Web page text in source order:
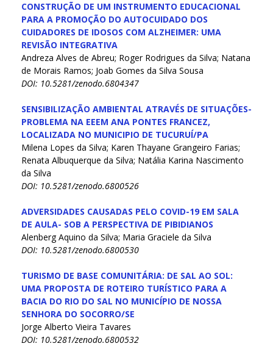
CONSTRUÇÃO DE UM INSTRUMENTO EDUCACIONAL
PARA A PROMOÇÃO DO AUTOCUIDADO DOS
CUIDADORES DE IDOSOS COM ALZHEIMER: UMA
REVISÃO INTEGRATIVA
Andreza Alves de Abreu; Roger Rodrigues da Silva; Natana
de Morais Ramos; Joab Gomes da Silva Sousa
DOI: 10.5281/zenodo.6804347
SENSIBILIZAÇÃO AMBIENTAL ATRAVÉS DE SITUAÇÕES-
PROBLEMA NA EEEM ANA PONTES FRANCEZ,
LOCALIZADA NO MUNICIPIO DE TUCURUÍ/PA
Milena Lopes da Silva; Karen Thayane Grangeiro Farias;
Renata Albuquerque da Silva; Natália Karina Nascimento
da Silva
DOI: 10.5281/zenodo.6800526
ADVERSIDADES CAUSADAS PELO COVID-19 EM SALA
DE AULA- SOB A PERSPECTIVA DE PIBIDIANOS
Alenberg Aquino da Silva; Maria Graciele da Silva
DOI: 10.5281/zenodo.6800530
TURISMO DE BASE COMUNITÁRIA: DE SAL AO SOL:
UMA PROPOSTA DE ROTEIRO TURÍSTICO PARA A
BACIA DO RIO DO SAL NO MUNICÍPIO DE NOSSA
SENHORA DO SOCORRO/SE
Jorge Alberto Vieira Tavares
DOI: 10.5281/zenodo.6800532